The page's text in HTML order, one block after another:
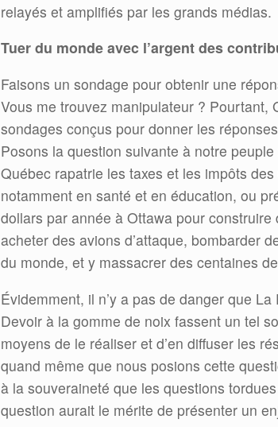
relayés et amplifiés par les grands médias.
Tuer du monde avec l’argent des
Faisons un sondage pour obtenir une
Vous me trouvez manipulateur ? Pourtant,
sondages conçus pour donner les
Posons la question suivante à notre
Québec rapatrie les taxes et les impôts
notamment en santé et en éducation, ou
dollars par année à Ottawa pour
acheter des avions d’attaque, bombarder
du monde, et y massacrer des centaines
Évidemment, il n’y a pas de danger que
Devoir à la gomme de noix fassent un tel
moyens de le réaliser et d’en diffuser les
quand même que nous posions cette
à la souveraineté que les questions
question aurait le mérite de présenter un